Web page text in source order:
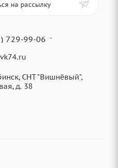
на рассылку
729-99-06
СНТ "Вишнёвый",
д. 38